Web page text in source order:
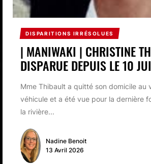
DISPARITIONS IRRÉSOLUES
| MANIWAKI | CHRISTINE
DISPARUE DEPUIS LE 10
Mme Thibault a quitté son domicile au
véhicule et a été vue pour la dernière
la rivière...
Nadine Benoit
13 Avril 2026